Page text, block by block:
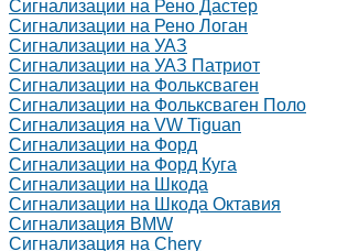
Сигнализации на Рено Дастер
Сигнализации на Рено Логан
Сигнализации на УАЗ
Сигнализации на УАЗ Патриот
Сигнализации на Фольксваген
Сигнализации на Фольксваген Поло
Сигнализация на VW Tiguan
Сигнализации на Форд
Сигнализации на Форд Куга
Сигнализации на Шкода
Сигнализации на Шкода Октавия
Сигнализация BMW
Сигнализация на Chery